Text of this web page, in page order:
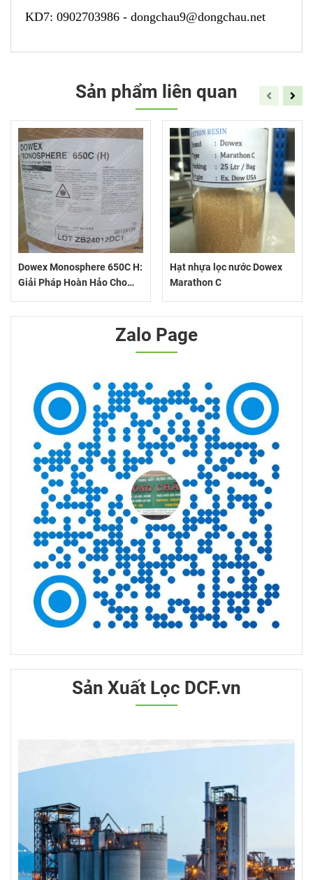
KD7: 0902703986 - dongchau9@dongchau.net
Sản phẩm liên quan
Dowex Monosphere 650C H:
Giải Pháp Hoàn Hảo Cho
Ngưng Tụ
Hạt nhựa lọc nước Dowex
Marathon C
Zalo Page
Sản Xuất Lọc DCF.vn